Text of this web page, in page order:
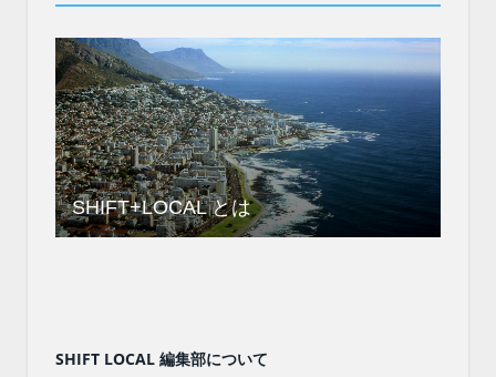
SHIFT+LOCAL とは
SHIFT LOCAL 編集部について